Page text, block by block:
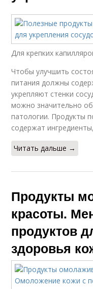
Для крепких
Чтобы улучшить
питания должны
укрепляют стенки
можно значительно
патологии. Продукты
содержат
Читать дальше →
Продукты
красоты.
продуктов
здоровья